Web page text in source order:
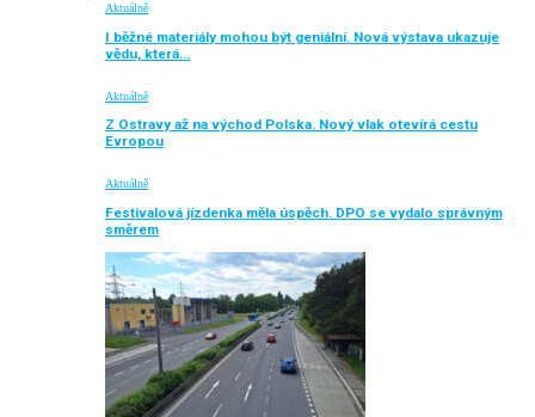
Aktuálně
I běžné materiály mohou být geniální. Nová výstava ukazuje
vědu, která…
Aktuálně
Z Ostravy až na východ Polska. Nový vlak otevírá cestu
Evropou
Aktuálně
Festivalová jízdenka měla úspěch. DPO se vydalo správným
směrem